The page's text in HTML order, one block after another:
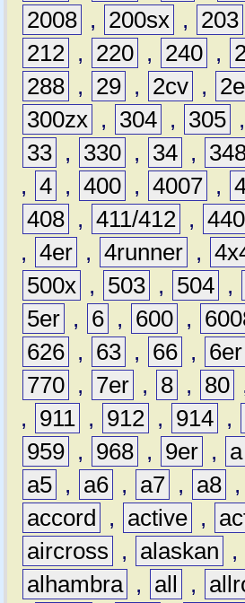
2008 , 200sx , 203
212 , 220 , 240 ,
288 , 29 , 2cv ,
300zx , 304 , 305 ,
33 , 330 , 34 ,
, 4 , 400 , 4007 ,
408 , 411/412 ,
, 4er , 4runner ,
500x , 503 , 504 ,
5er , 6 , 600 ,
626 , 63 , 66 , 6er
770 , 7er , 8 , 80
,
911 , 912 , 914 ,
959 , 968 , 9er , a
a5 , a6 , a7 , a8 ,
accord
, active ,
aircross
, alaskan ,
alhambra , all ,